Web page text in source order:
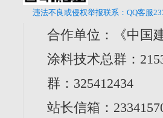
违法不良或侵权举报联系：QQ客服
合作单位：《中国
涂料技术总群：
群：325412434
站长信箱：